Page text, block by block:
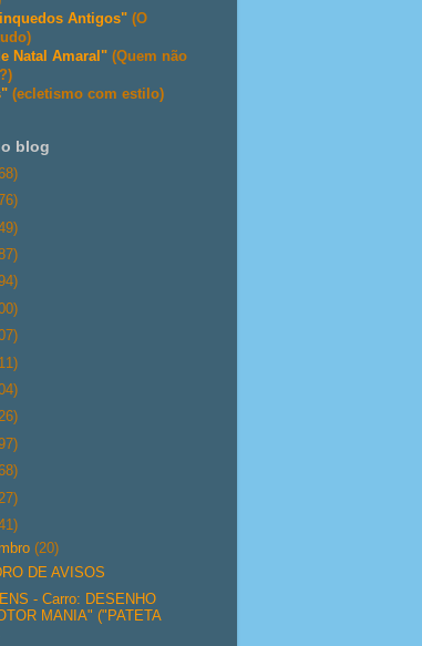
Antigos" (O
Natal Amaral" (Quem não
(ecletismo com estilo)
blog
(20)
DE AVISOS
- Carro: DESENHO
MANIA" ("PATETA